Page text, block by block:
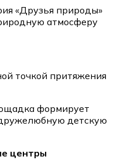
«Друзья природы»
атмосферу
точкой притяжения
формирует
детскую
центры